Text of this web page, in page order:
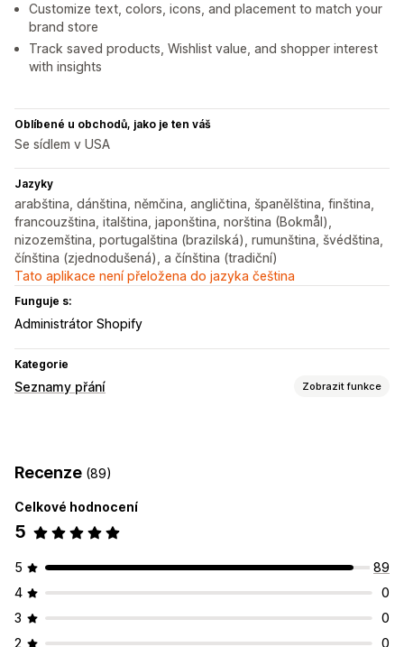
Customize text, colors, icons, and placement to match your
brand store
Track saved products, Wishlist value, and shopper interest
with insights
Oblíbené u obchodů, jako je ten váš
Se sídlem v USA
Jazyky
arabština, dánština, němčina, angličtina, španělština, finština,
francouzština, italština, japonština, norština (Bokmål),
nizozemština, portugalština (brazilská), rumunština, švédština,
čínština (zjednodušená), a čínština (tradiční)
Tato aplikace není přeložena do jazyka čeština
Funguje s:
Administrátor Shopify
Kategorie
Seznamy přání Zobrazit funkce
Panel Přidat do košíku
Přizpůsobení
Více jazyků
Recenze (89)
Celkové hodnocení
5
5
89
4
0
3
0
2
0